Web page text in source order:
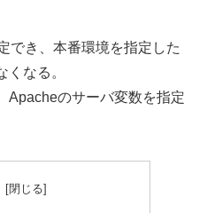
でき、本番環境を指定した
くなる。
Apacheのサーバ変数を指定